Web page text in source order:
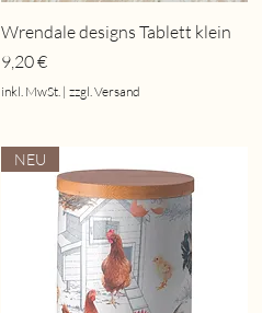
Schnellansicht
Wrendale designs Tablett klein
Preis
9,20 €
inkl. MwSt. | zzgl. Versand
NEU